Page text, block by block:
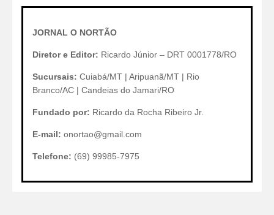
JORNAL O NORTÃO
Diretor e Editor: Ricardo Júnior – DRT 0001778/RO
Sucursais: Cuiabá/MT | Aripuanã/MT | Rio
Branco/AC | Candeias do Jamari/RO
Fundado por: Ricardo da Rocha Ribeiro Jr.
E-mail: onortao@gmail.com
Telefone: (69) 99985-7975